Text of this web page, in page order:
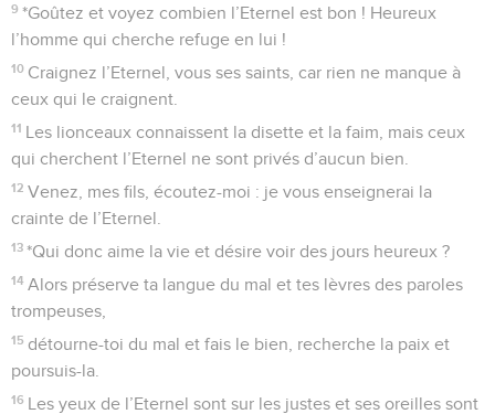
9 *Goûtez et voyez combien l’Eternel est bon ! Heureux
l’homme qui cherche refuge en lui !
10 Craignez l’Eternel, vous ses saints, car rien ne manque à
ceux qui le craignent.
11 Les lionceaux connaissent la disette et la faim, mais ceux
qui cherchent l’Eternel ne sont privés d’aucun bien.
12 Venez, mes fils, écoutez-moi : je vous enseignerai la
crainte de l’Eternel.
13 *Qui donc aime la vie et désire voir des jours heureux ?
14 Alors préserve ta langue du mal et tes lèvres des paroles
trompeuses,
15 détourne-toi du mal et fais le bien, recherche la paix et
poursuis-la.
16 Les yeux de l’Eternel sont sur les justes et ses oreilles sont